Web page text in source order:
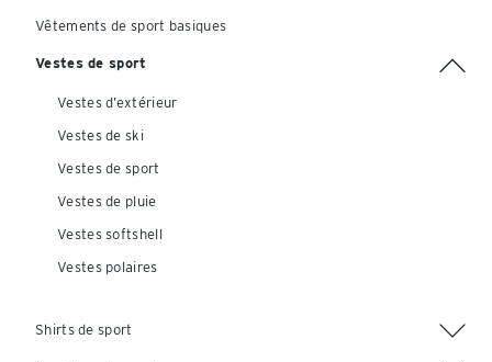
Vêtements de sport basiques
Vestes de sport
Vestes d’extérieur
Vestes de ski
Vestes de sport
Vestes de pluie
Vestes softshell
Vestes polaires
Shirts de sport